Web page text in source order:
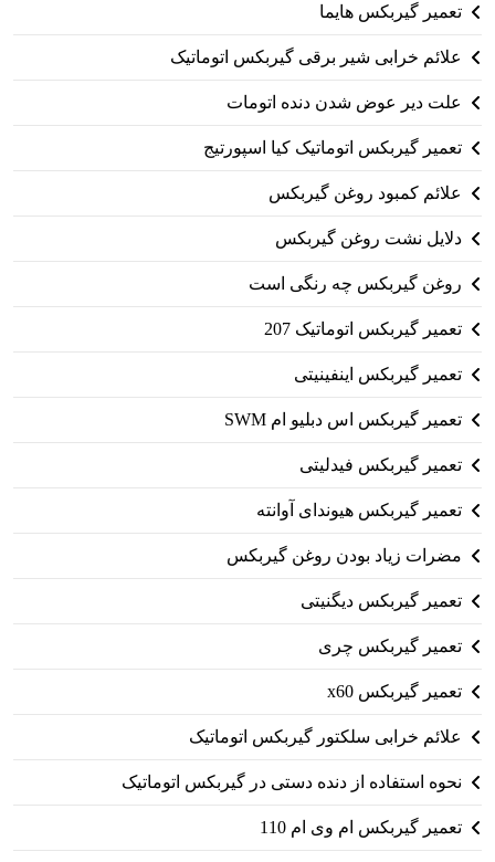
تعمیر گیربکس هایما
علائم خرابی شیر برقی گیربکس اتوماتیک
علت دیر عوض شدن دنده اتومات
تعمیر گیربکس اتوماتیک کیا اسپورتیج
علائم کمبود روغن گیربکس
دلایل نشت روغن گیربکس
روغن گیربکس چه رنگی است
تعمیر گیربکس اتوماتیک 207
تعمیر گیربکس اینفینیتی
تعمیر گیربکس اس دبلیو ام SWM
تعمیر گیربکس فیدلیتی
تعمیر گیربکس هیوندای آوانته
مضرات زیاد بودن روغن گیربکس
تعمیر گیربکس دیگنیتی
تعمیر گیربکس چری
تعمیر گیربکس x60
علائم خرابی سلکتور گیربکس اتوماتیک
نحوه استفاده از دنده دستی در گیربکس اتوماتیک
تعمیر گیربکس ام وی ام 110